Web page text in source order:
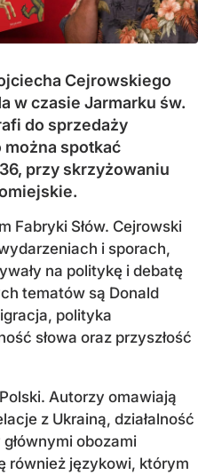
Cejrowskiego
w czasie Jarmarku św.
do sprzedaży
spotkać
przy skrzyżowaniu
Fabryki Słów. Cejrowski
i sporach,
na politykę i debatę
tematów są Donald
polityka
słowa oraz przyszłość
Autorzy omawiają
z Ukrainą, działalność
obozami
również językowi, którym